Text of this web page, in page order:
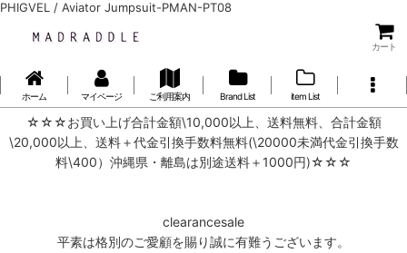
PHIGVEL / Aviator Jumpsuit-PMAN-PT08
カート
ホーム マイページ ご利用案内 Brand List item List
☆☆☆お買い上げ合計金額\10,000以上、送料無料、合計金額
\20,000以上、送料＋代金引換手数料無料(\20000未満代金引換手数
料\400）沖縄県・離島は別途送料＋1000円)☆☆☆
clearancesale
平素は格別のご愛顧を賜り誠に有難うございます。